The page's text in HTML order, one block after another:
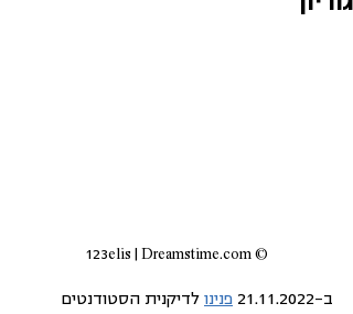
© 123elis | Dreamstime.com
ב-21.11.2022 פנינו לדיקנית הסטודנטים